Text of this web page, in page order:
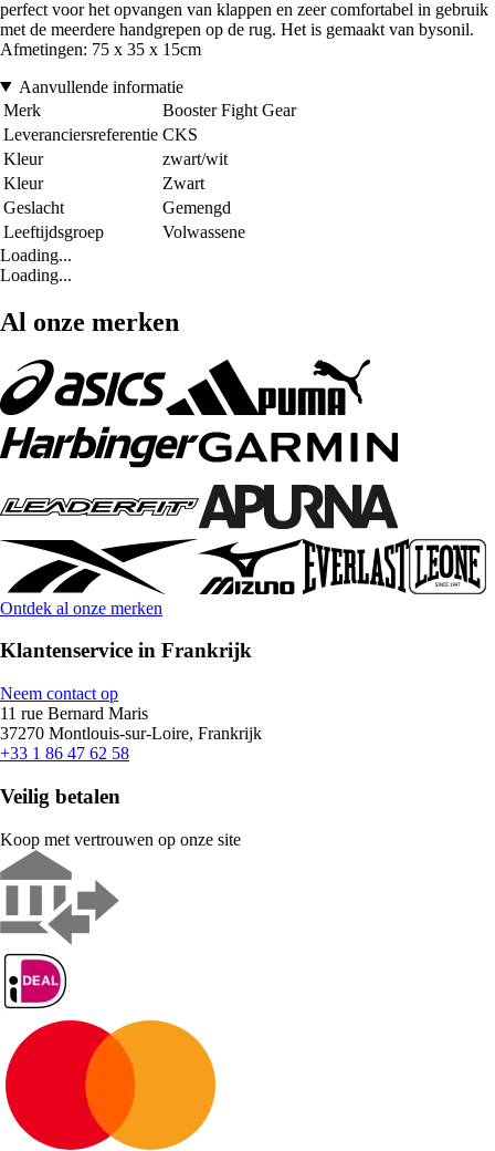
perfect voor het opvangen van klappen en zeer comfortabel in gebruik
met de meerdere handgrepen op de rug. Het is gemaakt van bysonil.
Afmetingen: 75 x 35 x 15cm
Aanvullende informatie
Merk
Booster Fight Gear
Leveranciersreferentie CKS
Kleur
zwart/wit
Kleur
Zwart
Geslacht
Gemengd
Leeftijdsgroep
Volwassene
Loading...
Loading...
Al onze merken
Ontdek al onze merken
Klantenservice in Frankrijk
Neem contact op
11 rue Bernard Maris
37270 Montlouis-sur-Loire, Frankrijk
+33 1 86 47 62 58
Veilig betalen
Koop met vertrouwen op onze site